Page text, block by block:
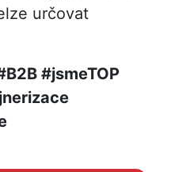
určovat
#jsmeTOP